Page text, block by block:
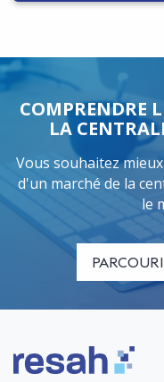
COMPRENDRE
LA
Vous souhaitez
d'un marché de la
le
Logo Resah